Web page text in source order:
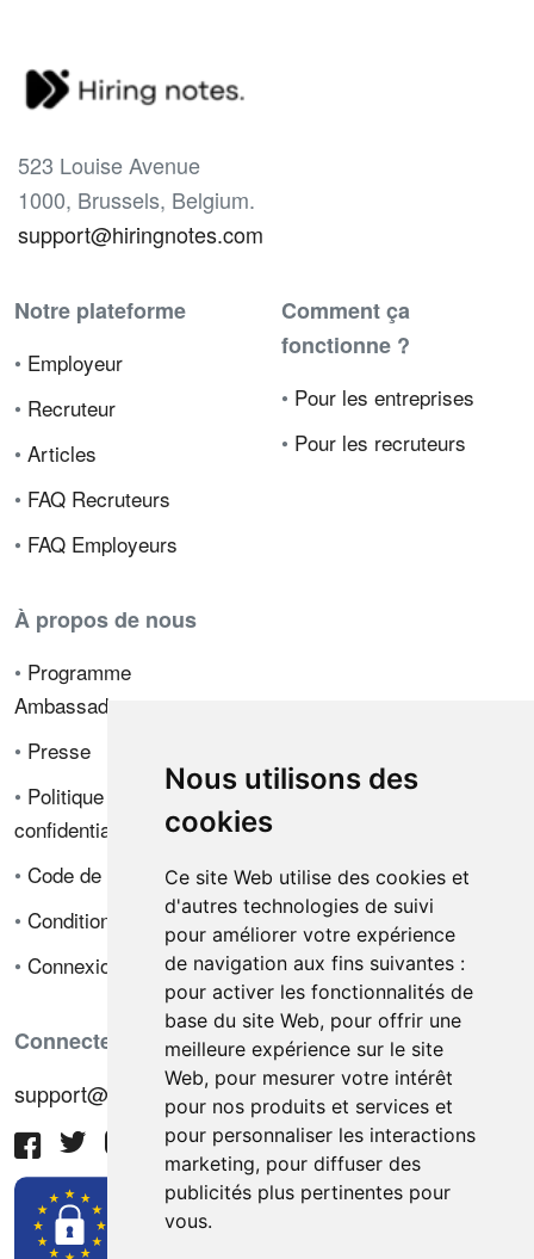
Nous utilisons des
cookies
Ce site Web utilise des cookies et
d'autres technologies de suivi
pour améliorer votre expérience
de navigation aux fins suivantes :
pour activer les fonctionnalités de
base du site Web, pour offrir une
meilleure expérience sur le site
Web, pour mesurer votre intérêt
pour nos produits et services et
pour personnaliser les interactions
marketing, pour diffuser des
publicités plus pertinentes pour
vous.
523 Louise Avenue
1000, Brussels, Belgium.
support@hiringnotes.com
Notre plateforme
• Employeur
• Recruteur
• Articles
• FAQ Recruteurs
• FAQ Employeurs
Comment ça
fonctionne ?
• Pour les entreprises
• Pour les recruteurs
À propos de nous
• Programme
Ambassadeur
• Presse
• Politique de
confidentialité
• Code de déontologie
• Conditions de vente
• Connexion
Connectez-vous avec nous
support@hiringnotes.com